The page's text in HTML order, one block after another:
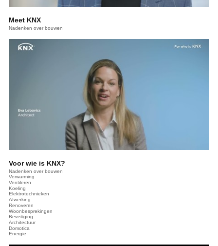
Meet KNX
Nadenken over bouwen
Voor wie is KNX?
Nadenken over bouwen
Verwarming
Ventileren
Koeling
Elektrotechnieken
Afwerking
Renoveren
Woonbesprekingen
Beveiliging
Architectuur
Domotica
Energie